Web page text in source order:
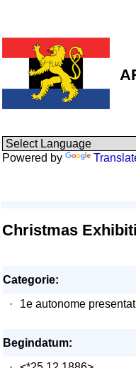
Powered by
Christmas
Categorie:
·
1e autonome
Begindatum: